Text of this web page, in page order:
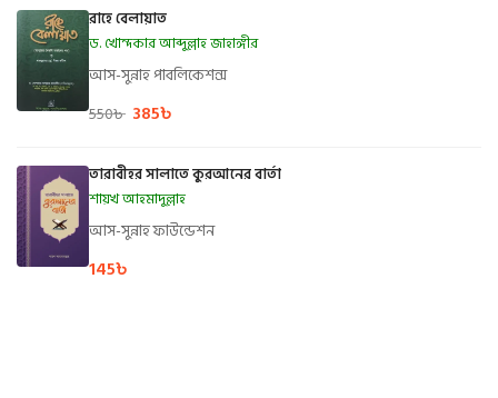
রাহে বেলায়াত
ড. খোন্দকার আব্দুল্লাহ জাহাঙ্গীর
আস-সুন্নাহ পাবলিকেশন্স
550৳ 385৳
তারাবীহর সালাতে কুরআনের বার্তা
শায়খ আহমাদুল্লাহ
আস-সুন্নাহ ফাউন্ডেশন
145৳